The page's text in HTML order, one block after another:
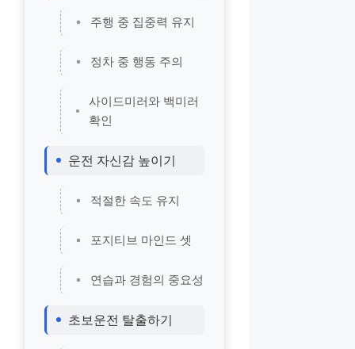
주행 중 집중력 유지
정차 중 행동 주의
사이드미러와 백미러
확인
운전 자신감 높이기
적절한 속도 유지
포지티브 마인드 셋
연습과 경험의 중요성
초보운전 탈출하기